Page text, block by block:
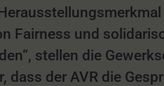
Fairness und
stellen die
dass der AVR die